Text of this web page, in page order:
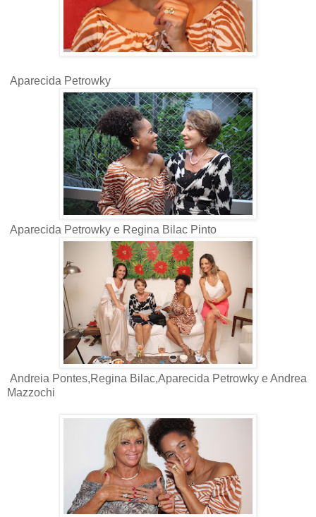
Aparecida Petrowky
Aparecida Petrowky e Regina Bilac Pinto
Andreia Pontes,Regina Bilac,Aparecida Petrowky e Andrea
Mazzochi